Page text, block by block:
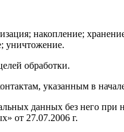
накопление;
уничтожение.
обработки.
указанным в
данных без него при
от 27.07.2006 г.